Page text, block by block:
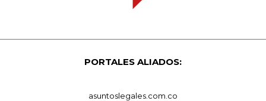
PORTALES ALIADOS:
asuntoslegales.com.co